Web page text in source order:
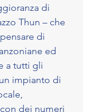
di
Thun – che
di
ed
a tutti gli
impianto di
dei numeri